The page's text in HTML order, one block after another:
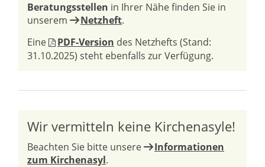
Beratungsstellen in Ihrer Nähe finden Sie in
unserem
Netzheft.
Eine
PDF-Version des Netzhefts (Stand:
31.10.2025) steht ebenfalls zur Verfügung.
Wir vermitteln keine Kirchenasyle!
Beachten Sie bitte unsere
Informationen
zum Kirchenasyl.